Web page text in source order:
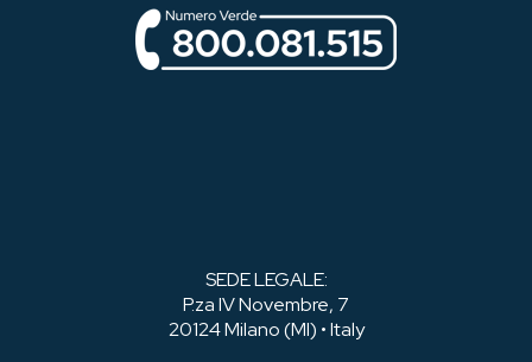
SEDE LEGALE:
P.za IV Novembre, 7
20124 Milano (MI) • Italy